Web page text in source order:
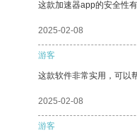
这款加速器app的安全性
2025-02-08
游客
这款软件非常实用，可以
2025-02-08
游客